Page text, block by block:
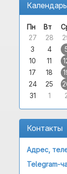
Пн Вт
27
28
3
4
10
11
17
18
24
25
31
1
Контакты
Адрес,
Telegram-